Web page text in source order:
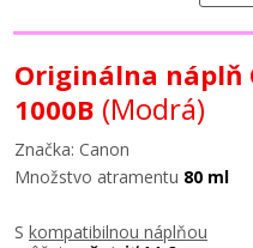
Originálna náplň
1000B (Modrá)
Značka: Canon
Množstvo atramentu 80 ml
S kompatibilnou náplňou